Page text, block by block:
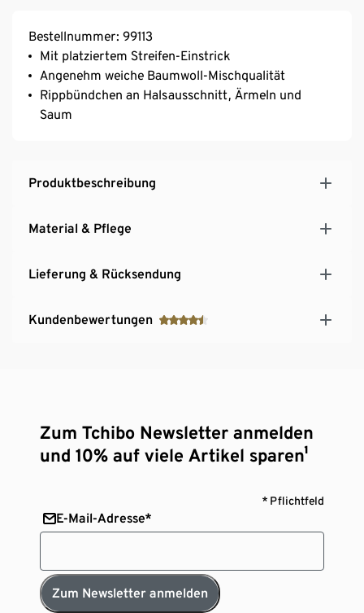
Bestellnummer: 99113
Mit platziertem Streifen-Einstrick
Angenehm weiche Baumwoll-Mischqualität
Rippbündchen an Halsausschnitt, Ärmeln und
Saum
Produktbeschreibung
Material & Pflege
Lieferung & Rücksendung
Kundenbewertungen
Zum Tchibo Newsletter anmelden
und 10% auf viele Artikel sparen¹
* Pflichtfeld
E-Mail-Adresse*
Zum Newsletter anmelden